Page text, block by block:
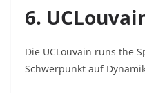
6.
Die UCLouvain runs the
Schwerpunkt auf